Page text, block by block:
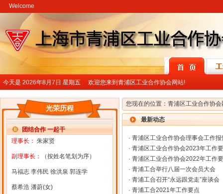
Welcome
今天是 2026年8月7日 星期五 欢迎您来到青浦区工业合作协会网站!
光荣历程
团结合作 一起干
理事长： 朱家贤
副理事长： （按姓名笔划为序）
马福志 李伟民 徐洪泉 郭连学
蔡希浩 潘蔚(女)
您现在的位置： 青浦区工业合作协会
最新动态
· 青浦区工业合作协会理事会工作报
· 青浦区工业合作协会2023年工作
· 青浦区工业合作协会2022年工作
· 青浦工合举行八届一次会员大会
· 青浦工合召开“永远跟党走”座谈会
· 青浦工合2021年工作要点